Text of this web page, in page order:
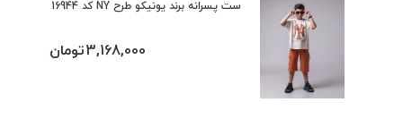
ست پسرانه برند یونیکو طرح NY کد 16944
3,168,000تومان